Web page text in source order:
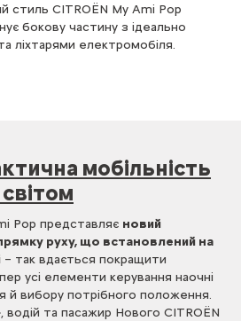
стиль CITROЁN My Ami Pop
бокову частину з ідеально
ліхтарями електромобіля.
мобільність
Pop представляє новий
руху, що встановлений на
– так вдається покращити
усі елементи керування наочні
й вибору потрібного положення.
водій та пасажир Нового CITROЁN